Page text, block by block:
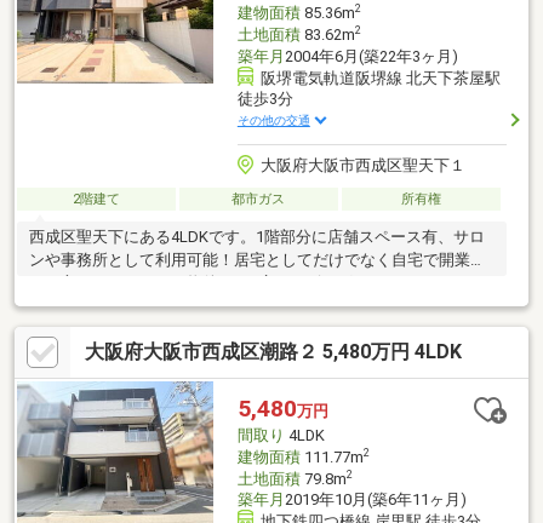
建物面積85.36m2
土地面積83.62m2
築年月 2004年6月(築22年3ヶ月)
阪堺電気軌道阪堺線 北天下茶屋駅
徒歩3分
その他の交通
大阪府大阪市西成区聖天下１
2階建て 都市ガス 所有権
西成区聖天下にある4LDKです。1階部分に店舗スペース有、サロ
ンや事務所として利用可能！居宅としてだけでなく自宅で開業し
たい方にもおすすめの物件です♪広々リビングにはシステムキッチ
ン採用で生活動線をスムーズに。ゆったりスペースのある洗面所
とバスルームもポイントです！玄関は吹き抜けになっているので
解放感有☆天下茶屋小学校まで徒歩1分、天下茶屋中学校まで徒
歩12分。周辺にはスーパーやドラッグストア、コンビニなど有で
お買い物も便利です。内見等お気軽にお問い合わせください。
大阪府大阪市西成区潮路２ 5,480万円 4LDK
5,480万円
間取り 4LDK
建物面積111.77m2
土地面積79.8m2
築年月 2019年10月(築6年11ヶ月)